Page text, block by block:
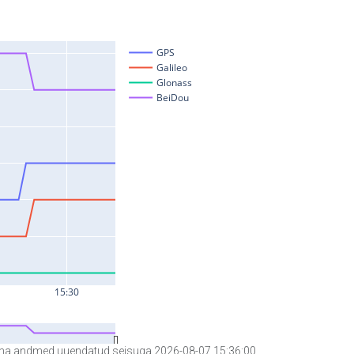
andmed uuendatud seisuga 2026-08-07 15:36:00